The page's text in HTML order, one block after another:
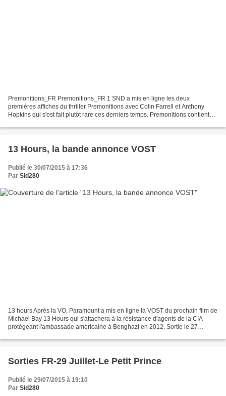
Premonitions_FR Premonitions_FR 1 SND a mis en ligne les deux
premières affiches du thriller Premonitions avec Colin Farrell et Anthony
Hopkins qui s'est fait plutôt rare ces derniers temps. Premonitions contient
13 Hours, la bande annonce VOST
Publié le 30/07/2015 à 17:36
Par Sid280
13 hours Après la VO, Paramount a mis en ligne la VOST du prochain film de
Michael Bay 13 Hours qui s'attachera à la résistance d'agents de la CIA
protégeant l'ambassade américaine à Benghazi en 2012. Sortie le 27
Sorties FR-29 Juillet-Le Petit Prince
Publié le 29/07/2015 à 19:10
Par Sid280